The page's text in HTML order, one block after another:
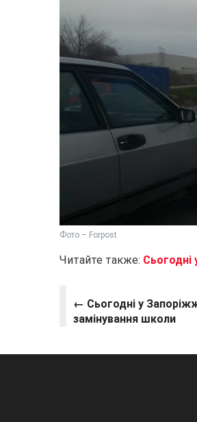
Фото – Forpost
Читайте также: Сьогодні
← Сьогодні у
замінування школи